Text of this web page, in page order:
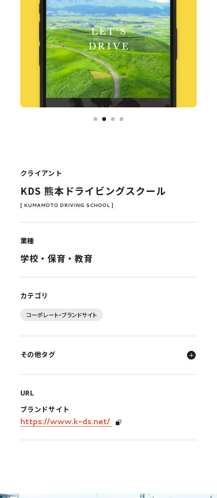
クライアント
KDS 熊本ドライビングスクール
[ KUMAMOTO DRIVING SCHOOL ]
業種
学校・保育・教育
カテゴリ
コーポレート・ブランドサイト
その他タグ
URL
ブランドサイト
https://www.k-ds.net/